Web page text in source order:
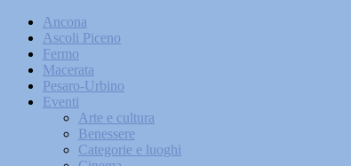
Ancona
Ascoli Piceno
Fermo
Macerata
Pesaro-Urbino
Eventi
Arte e cultura
Benessere
Categorie e luoghi